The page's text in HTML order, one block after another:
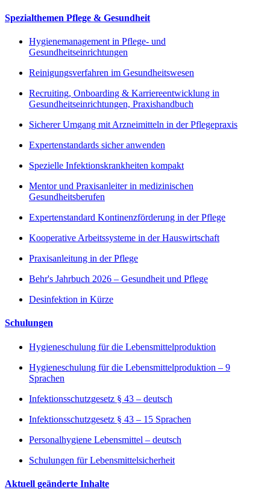
Spezialthemen Pflege & Gesundheit
Hygienemanagement in Pflege- und
Gesundheitseinrichtungen
Reinigungsverfahren im Gesundheitswesen
Recruiting, Onboarding & Karriereentwicklung in
Gesundheitseinrichtungen, Praxishandbuch
Sicherer Umgang mit Arzneimitteln in der Pflegepraxis
Expertenstandards sicher anwenden
Spezielle Infektionskrankheiten kompakt
Mentor und Praxisanleiter in medizinischen
Gesundheitsberufen
Expertenstandard Kontinenzförderung in der Pflege
Kooperative Arbeitssysteme in der Hauswirtschaft
Praxisanleitung in der Pflege
Behr's Jahrbuch 2026 – Gesundheit und Pflege
Desinfektion in Kürze
Schulungen
Hygieneschulung für die Lebensmittelproduktion
Hygieneschulung für die Lebensmittelproduktion – 9
Sprachen
Infektionsschutzgesetz § 43 – deutsch
Infektionsschutzgesetz § 43 – 15 Sprachen
Personalhygiene Lebensmittel – deutsch
Schulungen für Lebensmittelsicherheit
Aktuell geänderte Inhalte